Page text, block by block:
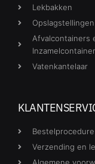
Lekbakken
Opslagstellingen
Afvalcontainers
Vatenkantelaar
Bestelprocedure
Verzending en